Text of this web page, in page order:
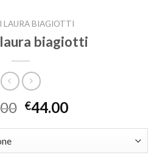
LAURA BIAGIOTTI
biagiotti
€44.00